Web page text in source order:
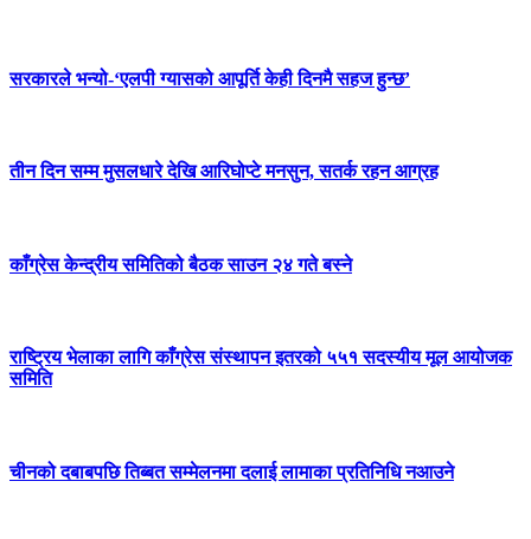
सरकारले भन्यो-‘एलपी ग्यासको आपूर्ति केही दिनमै सहज हुन्छ’
तीन दिन सम्म मुसलधारे देखि आरिघोप्टे मनसुन, सतर्क रहन आग्रह
काँग्रेस केन्द्रीय समितिको बैठक साउन २४ गते बस्ने
राष्ट्रिय भेलाका लागि काँग्रेस संस्थापन इतरको ५५१ सदस्यीय मूल आयोजक
समिति
चीनको दबाबपछि तिब्बत सम्मेलनमा दलाई लामाका प्रतिनिधि नआउने